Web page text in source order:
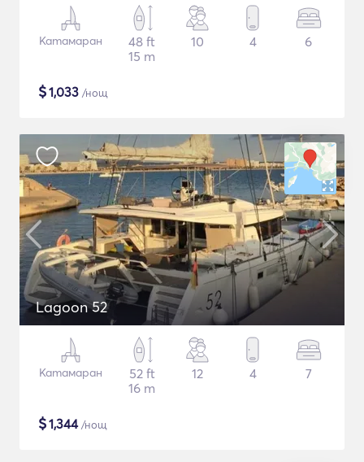
Катамаран
48 ft
15 m
10 4 6
$1,033 /нощ
Lagoon 52
Катамаран
52 ft
16 m
12 4 7
$1,344/нощ